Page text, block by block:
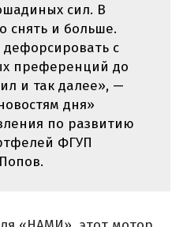
сил. В
снять и больше.
с
преференций до
и так далее», —
дня»
по развитию
ФГУП